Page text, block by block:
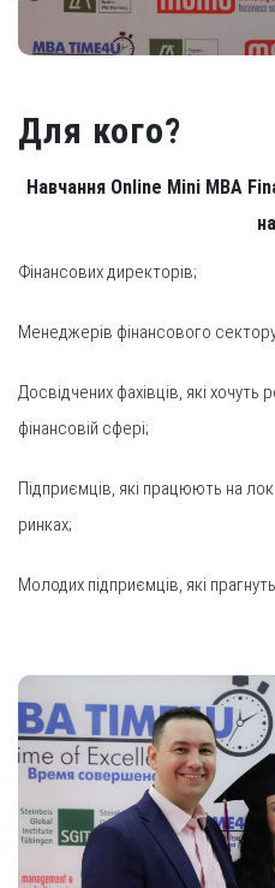
Для кого?
Навчання Online Mini MBA
Фінансових директорів;
Менеджерів фінансового
Досвідчених фахівців, які хочуть
фінансовій сфері;
Підприємців, які працюють на
ринках;
Молодих підприємців, які